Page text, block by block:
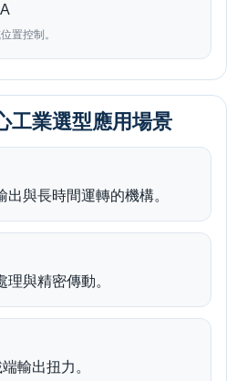
置控制。
業選型應用場景
與長時間運轉的機構。
與精密傳動。
輸出扭力。